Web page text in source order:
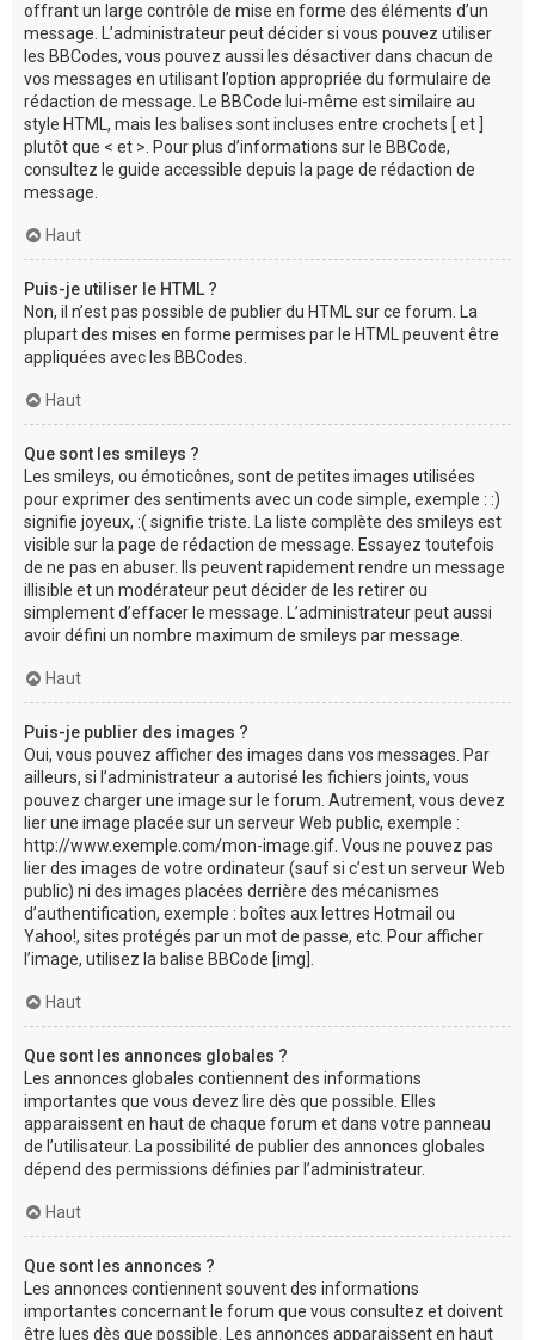
offrant un large contrôle de mise en forme des éléments d’un
message. L’administrateur peut décider si vous pouvez utiliser
les BBCodes, vous pouvez aussi les désactiver dans chacun de
vos messages en utilisant l’option appropriée du formulaire de
rédaction de message. Le BBCode lui-même est similaire au
style HTML, mais les balises sont incluses entre crochets [ et ]
plutôt que < et >. Pour plus d’informations sur le BBCode,
consultez le guide accessible depuis la page de rédaction de
message.
Haut
Puis-je utiliser le HTML ?
Non, il n’est pas possible de publier du HTML sur ce forum. La
plupart des mises en forme permises par le HTML peuvent être
appliquées avec les BBCodes.
Haut
Que sont les smileys ?
Les smileys, ou émoticônes, sont de petites images utilisées
pour exprimer des sentiments avec un code simple, exemple : :)
signifie joyeux, :( signifie triste. La liste complète des smileys est
visible sur la page de rédaction de message. Essayez toutefois
de ne pas en abuser. Ils peuvent rapidement rendre un message
illisible et un modérateur peut décider de les retirer ou
simplement d’effacer le message. L’administrateur peut aussi
avoir défini un nombre maximum de smileys par message.
Haut
Puis-je publier des images ?
Oui, vous pouvez afficher des images dans vos messages. Par
ailleurs, si l’administrateur a autorisé les fichiers joints, vous
pouvez charger une image sur le forum. Autrement, vous devez
lier une image placée sur un serveur Web public, exemple :
http://www.exemple.com/mon-image.gif. Vous ne pouvez pas
lier des images de votre ordinateur (sauf si c’est un serveur Web
public) ni des images placées derrière des mécanismes
d’authentification, exemple : boîtes aux lettres Hotmail ou
Yahoo!, sites protégés par un mot de passe, etc. Pour afficher
l’image, utilisez la balise BBCode [img].
Haut
Que sont les annonces globales ?
Les annonces globales contiennent des informations
importantes que vous devez lire dès que possible. Elles
apparaissent en haut de chaque forum et dans votre panneau
de l’utilisateur. La possibilité de publier des annonces globales
dépend des permissions définies par l’administrateur.
Haut
Que sont les annonces ?
Les annonces contiennent souvent des informations
importantes concernant le forum que vous consultez et doivent
être lues dès que possible. Les annonces apparaissent en haut